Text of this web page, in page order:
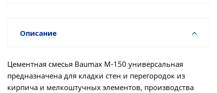
Описание
Цементная смесья Baumax М-150 универсальная
предназначена для кладки стен и перегородок из
кирпича и мелкоштучных элементов, производства